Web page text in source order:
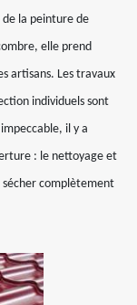
de la peinture de
elle prend
artisans. Les travaux
individuels sont
il y a
: le nettoyage et
sécher complètement